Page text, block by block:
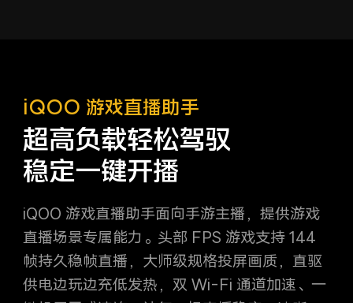
iQOO 游戏直播助手
超高负载轻松驾驭
稳定一键开播
iQOO 游戏直播助手面向手游主播，提供游戏
直播场景专属能力。头部 FPS 游戏支持 144
帧持久稳帧直播，大师级规格投屏画质， 直驱
供电边玩边充低发热，双 Wi-Fi 通道加速、一